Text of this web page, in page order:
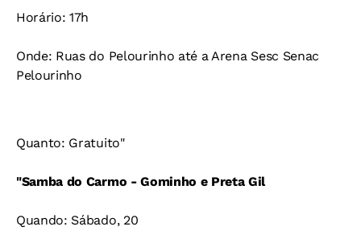
Horário: 17h
Onde: Ruas do Pelourinho até a Arena Sesc Senac
Pelourinho
Quanto: Gratuito"
"Samba do Carmo - Gominho e Preta Gil
Quando: Sábado, 20